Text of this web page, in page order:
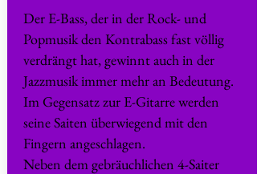
Der E-Bass, der in der Rock- und
Popmusik den Kontrabass fast völlig
verdrängt hat, gewinnt auch in der
Jazzmusik immer mehr an Bedeutung.
Im Gegensatz zur E-Gitarre werden
seine Saiten überwiegend mit den
Fingern angeschlagen.
Neben dem gebräuchlichen 4-Saiter